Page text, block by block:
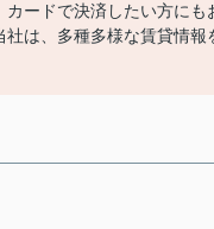
ードで決済したい方にも
は、多種多様な賃貸情報